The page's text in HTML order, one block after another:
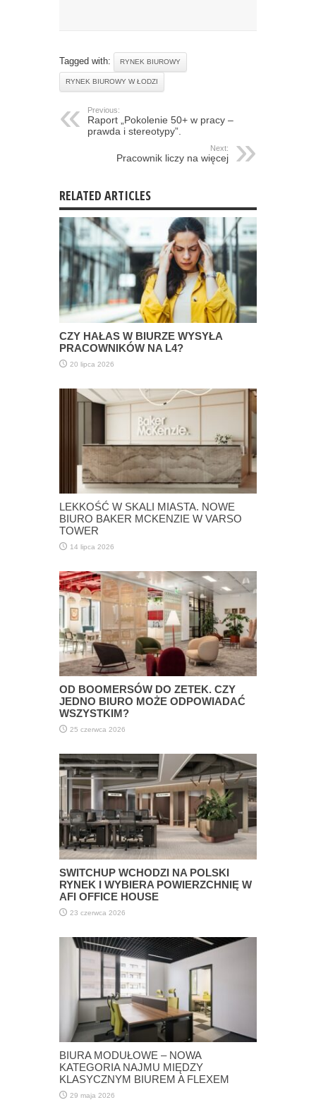
Tagged with: RYNEK BIUROWY
RYNEK BIUROWY W ŁODZI
Previous:
Raport „Pokolenie 50+ w pracy –
prawda i stereotypy”.
Next:
Pracownik liczy na więcej
RELATED ARTICLES
CZY HAŁAS W BIURZE WYSYŁA
PRACOWNIKÓW NA L4?
20 lipca 2026
LEKKOŚĆ W SKALI MIASTA. NOWE
BIURO BAKER MCKENZIE W VARSO
TOWER
14 lipca 2026
OD BOOMERSÓW DO ZETEK. CZY
JEDNO BIURO MOŻE ODPOWIADAĆ
WSZYSTKIM?
25 czerwca 2026
SWITCHUP WCHODZI NA POLSKI
RYNEK I WYBIERA POWIERZCHNIĘ W
AFI OFFICE HOUSE
23 czerwca 2026
BIURA MODUŁOWE – NOWA
KATEGORIA NAJMU MIĘDZY
KLASYCZNYM BIUREM A FLEXEM
29 maja 2026